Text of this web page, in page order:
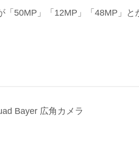
「50MP」「12MP」「48MP」と
Bayer 広角カメラ